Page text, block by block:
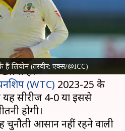
लियोन (तस्वीर: एक्स/@ICC)
03:20 pm
क्रिकेट टीम के खिलाफ
है।
(WTC) 2023-25 के
सीरीज 4-0 या इससे
होगी।
चुनौती आसान नहीं रहने वाली